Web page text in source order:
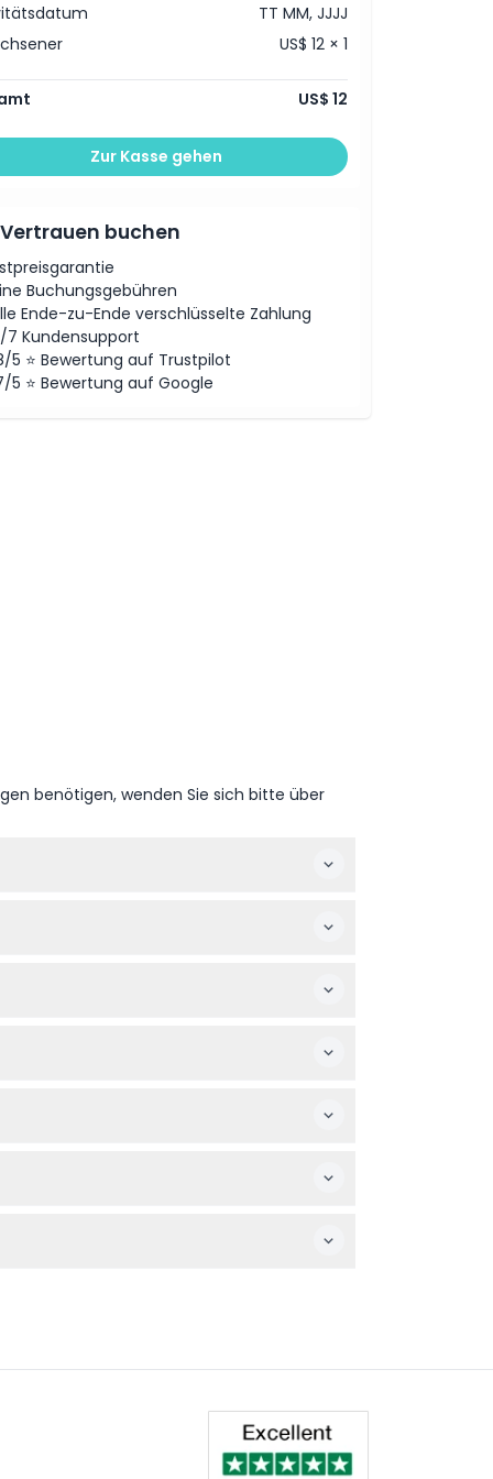
TT MM, JJJJ
US$ 12 × 1
US$ 12
Zur Kasse gehen
buchen
Buchungsgebühren
Ende-zu-Ende verschlüsselte Zahlung
7 Kundensupport
5 ⭐ Bewertung auf Trustpilot
5 ⭐ Bewertung auf Google
benötigen, wenden Sie sich bitte über